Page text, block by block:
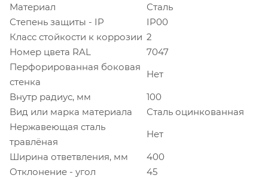
Материал
Сталь
Степень защиты - IP
IP00
Класс стойкости к коррозии 2
Номер цвета RAL
7047
Перфорированная боковая
стенка
Нет
Внутр радиус, мм
100
Вид или марка материала
Сталь оцинкованная
Нержавеющая сталь
травлёная
Нет
Ширина ответвления, мм
400
Отклонение - угол
45